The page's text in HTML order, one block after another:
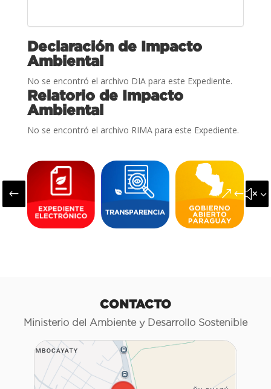
Declaración de Impacto
Ambiental
No se encontró el archivo DIA para este Expediente.
Relatorio de Impacto
Ambiental
No se encontró el archivo RIMA para este Expediente.
#
CONTACTO
Ministerio del Ambiente y Desarrollo Sostenible